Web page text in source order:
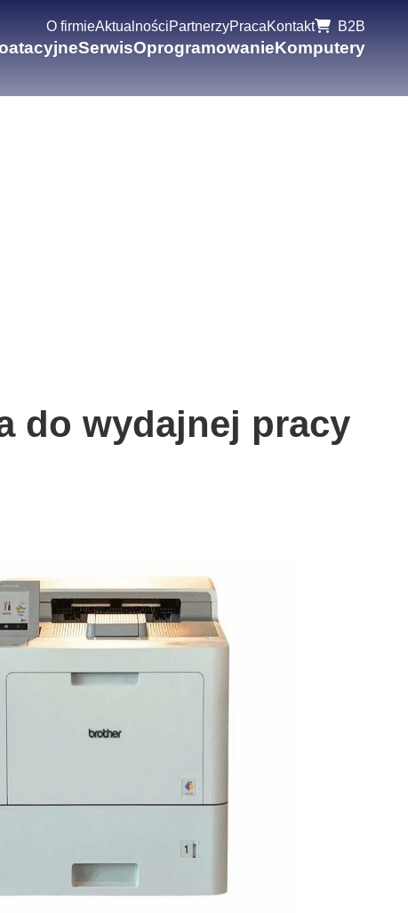
O firmieAktualnościPartnerzyPracaKontakt B2B
SerwisOprogramowanieKomputery
do wydajnej pracy